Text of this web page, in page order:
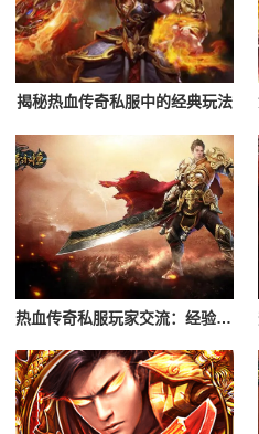
揭秘热血传奇私服中的经典玩法
热血传奇私服玩家交流：经验分享与心得